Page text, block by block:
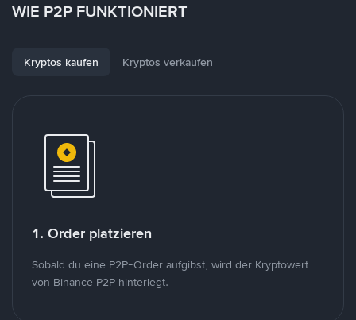
WIE P2P FUNKTIONIERT
Kryptos kaufen Kryptos verkaufen
1. Order platzieren
Sobald du eine P2P-Order aufgibst, wird der Kryptowert
von Binance P2P hinterlegt.